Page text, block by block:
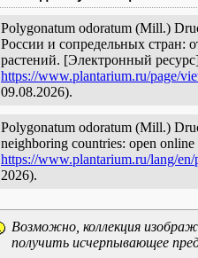
Polygonatum odoratum (Mill.)
России и сопредельных стран:
растений. [Электронный
https://www.plantarium.ru/page/
09.08.2026).
Polygonatum odoratum (Mill.)
neighboring countries: open
https://www.plantarium.ru/lang/
2026).
Возможно, коллекция
получить исчерпывающее